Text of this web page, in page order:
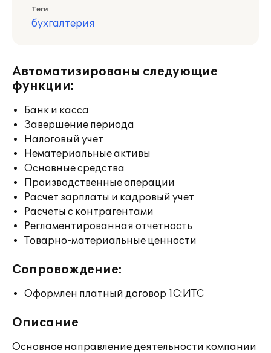
Теги
бухгалтерия
Автоматизированы следующие
функции:
Банк и касса
Завершение периода
Налоговый учет
Нематериальные активы
Основные средства
Производственные операции
Расчет зарплаты и кадровый учет
Расчеты с контрагентами
Регламентированная отчетность
Товарно-материальные ценности
Сопровождение:
Оформлен платный договор 1С:ИТС
Описание
Основное направление деятельности компании